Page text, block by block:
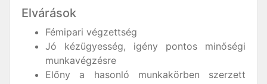
Elvárások
Fémipari végzettség
Jó kézügyesség, igény pontos minőségi
munkavégzésre
Előny a hasonló munkakörben szerzett